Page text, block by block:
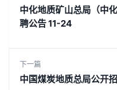
中化地质矿山总局（中
聘公告 11-24
下一篇
中国煤炭地质总局公开